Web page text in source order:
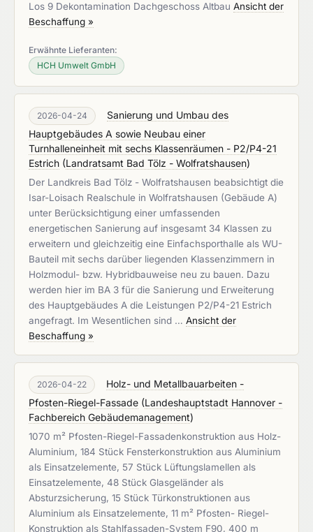
Los 9 Dekontamination Dachgeschoss Altbau Ansicht der
Beschaffung »
Erwähnte Lieferanten:
HCH Umwelt GmbH
2026-04-24
Sanierung und Umbau des
Hauptgebäudes A sowie Neubau einer
Turnhalleneinheit mit sechs Klassenräumen - P2/P4-21
Estrich (Landratsamt Bad Tölz - Wolfratshausen)
Der Landkreis Bad Tölz - Wolfratshausen beabsichtigt die
Isar-Loisach Realschule in Wolfratshausen (Gebäude A)
unter Berücksichtigung einer umfassenden
energetischen Sanierung auf insgesamt 34 Klassen zu
erweitern und gleichzeitig eine Einfachsporthalle als WU-
Bauteil mit sechs darüber liegenden Klassenzimmern in
Holzmodul- bzw. Hybridbauweise neu zu bauen. Dazu
werden hier im BA 3 für die Sanierung und Erweiterung
des Hauptgebäudes A die Leistungen P2/P4-21 Estrich
angefragt. Im Wesentlichen sind … Ansicht der
Beschaffung »
2026-04-22
Holz- und Metallbauarbeiten -
Pfosten-Riegel-Fassade (Landeshauptstadt Hannover -
Fachbereich Gebäudemanagement)
1070 m² Pfosten-Riegel-Fassadenkonstruktion aus Holz-
Aluminium, 184 Stück Fensterkonstruktion aus Aluminium
als Einsatzelemente, 57 Stück Lüftungslamellen als
Einsatzelemente, 48 Stück Glasgeländer als
Absturzsicherung, 15 Stück Türkonstruktionen aus
Aluminium als Einsatzelemente, 11 m² Pfosten- Riegel-
Konstruktion als Stahlfassaden-System F90, 400 m